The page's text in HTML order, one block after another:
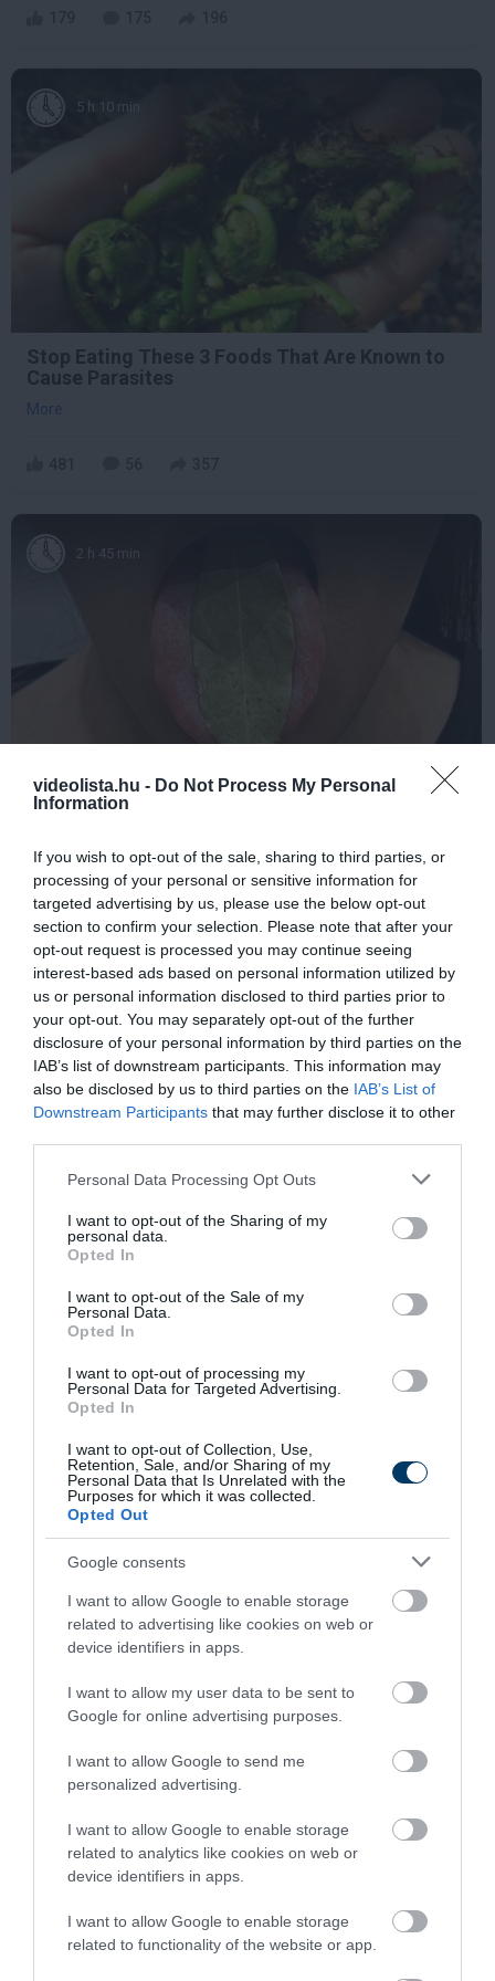
videolista.hu - Do Not Process My Personal
Information
If you wish to opt-out of the sale, sharing to third parties, or
processing of your personal or sensitive information for
targeted advertising by us, please use the below opt-out
section to confirm your selection. Please note that after your
opt-out request is processed you may continue seeing
interest-based ads based on personal information utilized by
us or personal information disclosed to third parties prior to
your opt-out. You may separately opt-out of the further
disclosure of your personal information by third parties on the
IAB’s list of downstream participants. This information may
also be disclosed by us to third parties on the IAB’s List of
Downstream Participants that may further disclose it to other
Please note that this website/app uses one or more Google
not limited to your visit or usage behaviour. You may click to
grant or deny consent to Google and its third-party tags to
use your data for below specified purposes in below Google
consent section.
Personal Data Processing Opt Outs
I want to opt-out of the Sharing of my
personal data.
Opted In
I want to opt-out of the Sale of my
Personal Data.
Opted In
I want to opt-out of processing my
Personal Data for Targeted Advertising.
Opted In
I want to opt-out of Collection, Use,
Retention, Sale, and/or Sharing of my
Personal Data that Is Unrelated with the
Purposes for which it was collected.
Opted Out
Google consents
I want to allow Google to enable storage
related to advertising like cookies on web or
device identifiers in apps.
I want to allow my user data to be sent to
Google for online advertising purposes.
I want to allow Google to send me
personalized advertising.
I want to allow Google to enable storage
related to analytics like cookies on web or
device identifiers in apps.
I want to allow Google to enable storage
related to functionality of the website or app.
5 h 10 min
Stop Eating These 3 Foods That Are Known to
Cause Parasites
More
2 h 45 min
This Simple Trick Removes All Parasites From
More
440 55 89
7 min
One Teaspoon And All The Worms In The Body
Die Instantly
Kép és a videó forrása: https://www.youtube.com/watch?v=V-
qNni2_lzw
Összegzés